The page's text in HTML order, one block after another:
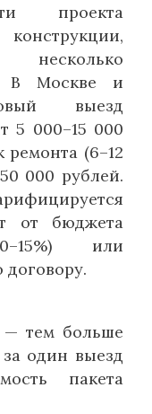
проекта
В Москве и
выезд
5 000–15 000
ремонта (6–12
000 рублей.
от бюджета
или
тем больше
один выезд
пакета